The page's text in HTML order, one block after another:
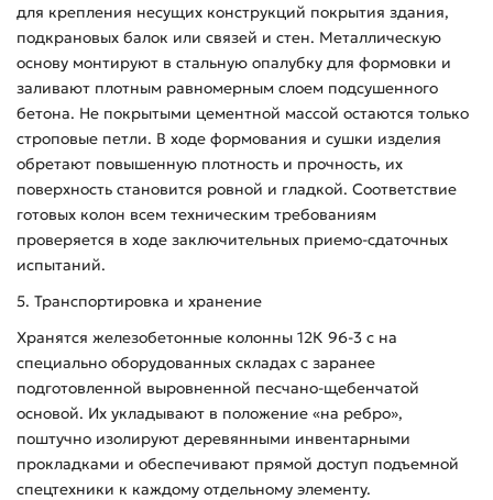
для крепления несущих конструкций покрытия здания,
подкрановых балок или связей и стен. Металлическую
основу монтируют в стальную опалубку для формовки и
заливают плотным равномерным слоем подсушенного
бетона. Не покрытыми цементной массой остаются только
строповые петли. В ходе формования и сушки изделия
обретают повышенную плотность и прочность, их
поверхность становится ровной и гладкой. Соответствие
готовых колон всем техническим требованиям
проверяется в ходе заключительных приемо-сдаточных
испытаний.
5. Транспортировка и хранение
Хранятся железобетонные колонны 12К 96-3 с на
специально оборудованных складах с заранее
подготовленной выровненной песчано-щебенчатой
основой. Их укладывают в положение «на ребро»,
поштучно изолируют деревянными инвентарными
прокладками и обеспечивают прямой доступ подъемной
спецтехники к каждому отдельному элементу.